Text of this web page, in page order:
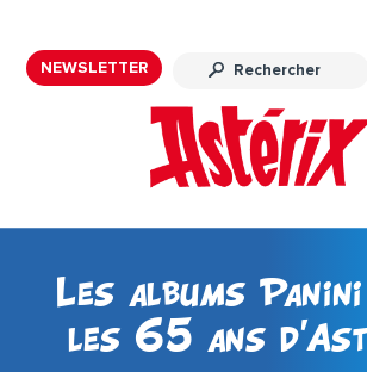
NEWSLETTER
Les albums
les 65 ans